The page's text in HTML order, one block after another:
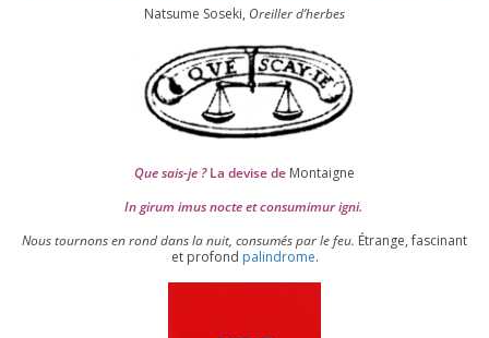
Natsume Soseki, Oreiller d’herbes
Que sais-je ?La devise de Montaigne
In girum imus nocte et consu­mi­mur igni.
Nous tour­nons en rond dans la nuit, consu­més par le feu. Étrange, fas­ci­nant
et pro­fond palin­drome.